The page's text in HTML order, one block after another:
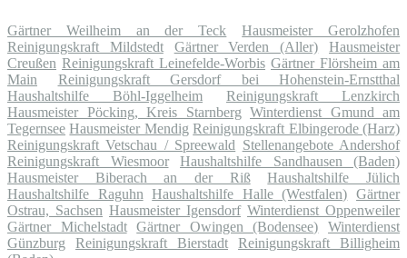
Gärtner Weilheim an der Teck
Hausmeister Gerolzhofen
Reinigungskraft Mildstedt
Gärtner Verden (Aller)
Hausmeister
Creußen Reinigungskraft Leinefelde-Worbis Gärtner Flörsheim am
Main
Reinigungskraft Gersdorf bei Hohenstein-Ernstthal
Haushaltshilfe Böhl-Iggelheim
Reinigungskraft Lenzkirch
Hausmeister Pöcking, Kreis Starnberg Winterdienst Gmund am
Tegernsee Hausmeister Mendig Reinigungskraft Elbingerode (Harz)
Reinigungskraft Vetschau / Spreewald Stellenangebote Andershof
Reinigungskraft Wiesmoor
Haushaltshilfe Sandhausen (Baden)
Hausmeister Biberach an der Riß
Haushaltshilfe Jülich
Haushaltshilfe Raguhn
Haushaltshilfe Halle (Westfalen) Gärtner
Ostrau, Sachsen Hausmeister Igensdorf Winterdienst Oppenweiler
Gärtner Michelstadt
Gärtner Owingen (Bodensee)
Winterdienst
Günzburg
Reinigungskraft Bierstadt
Reinigungskraft Billigheim